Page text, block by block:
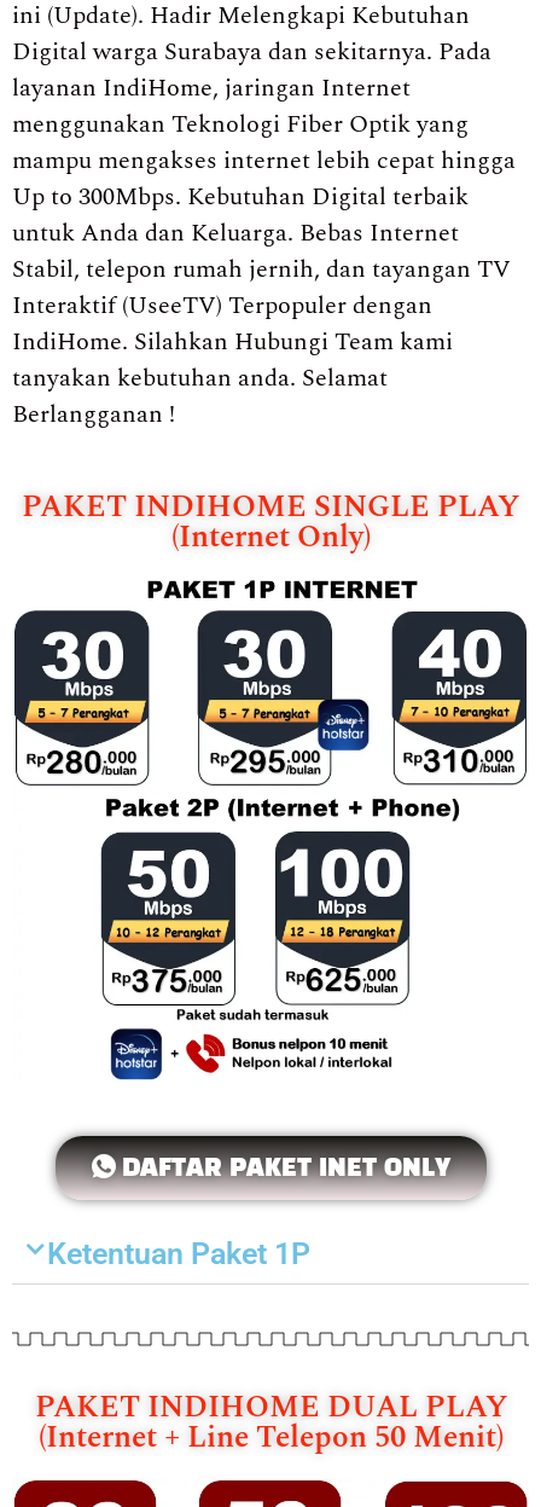
ini (Update). Hadir Melengkapi Kebutuhan
Digital warga Surabaya dan sekitarnya. Pada
layanan IndiHome, jaringan Internet
menggunakan Teknologi Fiber Optik yang
mampu mengakses internet lebih cepat hingga
Up to 300Mbps. Kebutuhan Digital terbaik
untuk Anda dan Keluarga. Bebas Internet
Stabil, telepon rumah jernih, dan tayangan TV
Interaktif (UseeTV) Terpopuler dengan
IndiHome. Silahkan Hubungi Team kami
tanyakan kebutuhan anda. Selamat
Berlangganan !
PAKET INDIHOME SINGLE PLAY
(Internet Only)
DAFTAR PAKET INET ONLY
Ketentuan Paket 1P
PAKET INDIHOME DUAL PLAY
(Internet + Line Telepon 50 Menit)